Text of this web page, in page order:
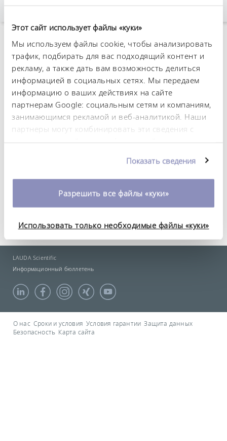
Этот сайт использует файлы «куки»
Мы используем файлы cookie, чтобы анализировать
трафик, подбирать для вас подходящий контент и
рекламу, а также дать вам возможность делиться
информацией в социальных сетях. Мы передаем
информацию о ваших действиях на сайте
партнерам Google: социальным сетям и компаниям,
занимающимся рекламой и веб-аналитикой. Наши
партнеры могут комбинировать эти сведения с
предоставленной вами информацией, а также
использовании вами их сервисов. Вы можете
изменить или отозвать свое согласие в любое
время. Более подробную информацию об этом вы
Показать сведения
Разрешить все файлы «куки»
Использовать только необходимые файлы «куки»
К обзору аксессуаров
Технические
характеристики (согл.
DIN 12876)
Технический паспорт
LAUDA Scientific
Информационный бюллетень
О нас Сроки и условия Условия гарантии Защита данных
Безопасность Карта сайта